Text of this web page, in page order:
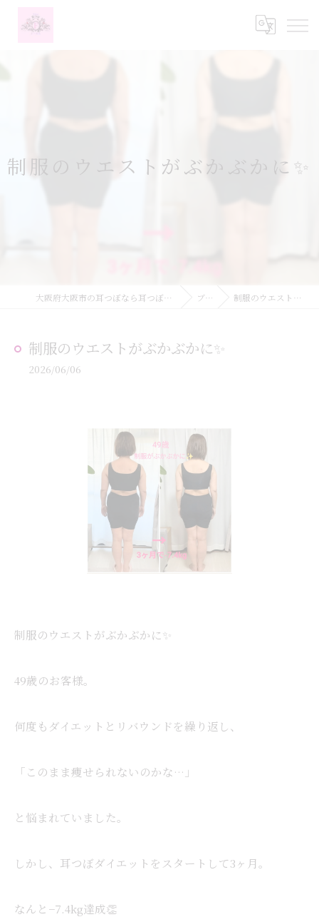
制服のウエストがぶかぶかに✨
大阪府大阪市の耳つぼなら耳つぼダイエットサロンふーみん ブログ 制服のウエストがぶかぶかに✨
制服のウエストがぶかぶかに✨
2026/06/06
制服のウエストがぶかぶかに✨
49歳のお客様。
何度もダイエットとリバウンドを繰り返し、
「このまま痩せられないのかな…」
と悩まれていました。
しかし、耳つぼダイエットをスタートして3ヶ月。
なんと−7.4kg達成👏